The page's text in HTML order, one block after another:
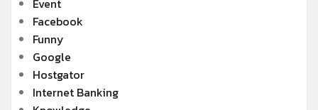
Facebook
Funny
Google
Hostgator
Internet Banking